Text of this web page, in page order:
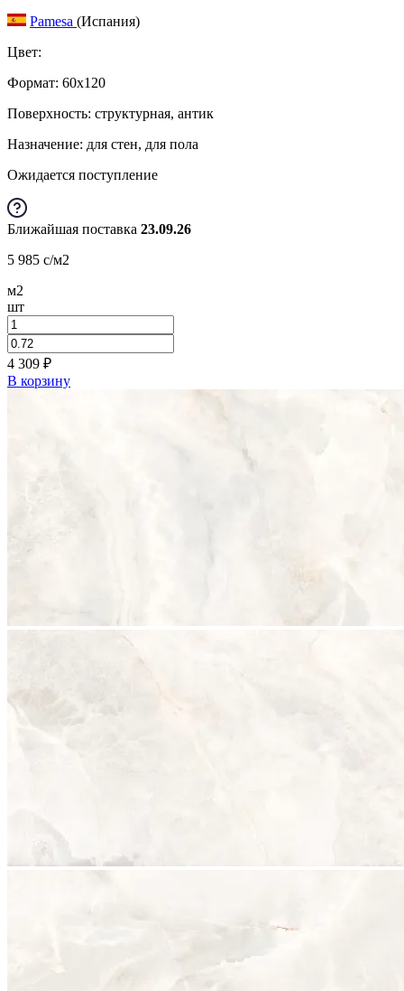
Pamesa (Испания)
Цвет:
Формат: 60x120
Поверхность: структурная, антик
Назначение: для стен, для пола
Ожидается поступление
Ближайшая поставка 23.09.26
5 985 c/м2
м2
шт
4 309 ₽
В корзину